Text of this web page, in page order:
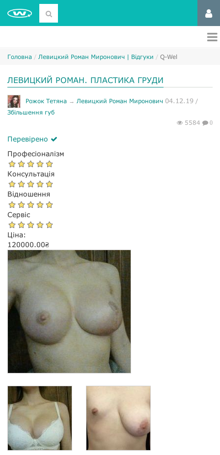
Головна Левицкий Роман Миронович | Відгуки Q-Wel
ЛЕВИЦКИЙ РОМАН. ПЛАСТИКА ГРУДИ
Рожок Тетяна → Левицкий Роман Миронович 04.12.19 /
Збільшення губ
5584
0
Перевірено
Професіоналізм
Консультація
Відношення
Сервіс
Ціна:
120000.00₴